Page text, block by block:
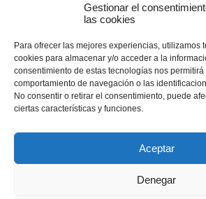
Gestionar el
las cookies
Para ofrecer las mejores experiencias, utilizamos
cookies para almacenar y/o acceder a la
consentimiento de estas tecnologías nos permitirá
comportamiento de navegación o las
No consentir o retirar el consentimiento, puede
ciertas características y funciones.
Aceptar
Denegar